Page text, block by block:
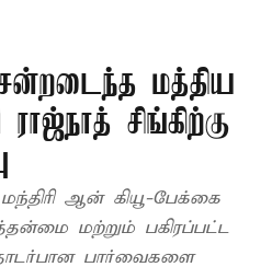
மத்திய
ராஜ்நாத் சிங்கிற்கு
ஆன் கியூ-பேக்கை
மற்றும் பகிரப்பட்ட
பார்வைகளை